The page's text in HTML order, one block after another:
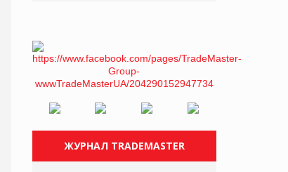
ЖУРНАЛ TRADEMASTER